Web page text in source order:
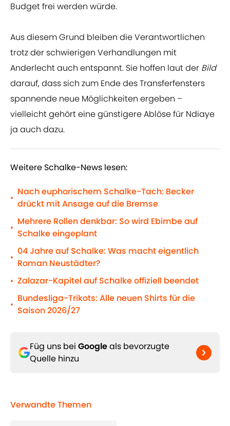
Budget frei werden würde.
Aus diesem Grund bleiben die Verantwortlichen
trotz der schwierigen Verhandlungen mit
Anderlecht auch entspannt. Sie hoffen laut der Bild
darauf, dass sich zum Ende des Transferfensters
spannende neue Möglichkeiten ergeben –
vielleicht gehört eine günstigere Ablöse für Ndiaye
ja auch dazu.
Weitere Schalke-News lesen:
•
Nach euphorischem Schalke-Tach: Becker
drückt mit Ansage auf die Bremse
•
Mehrere Rollen denkbar: So wird Ebimbe auf
Schalke eingeplant
•
04 Jahre auf Schalke: Was macht eigentlich
Roman Neustädter?
• Zalazar-Kapitel auf Schalke offiziell beendet
•
Bundesliga-Trikots: Alle neuen Shirts für die
Saison 2026/27
Füg uns bei Googleals bevorzugte
Quelle hinzu
Verwandte Themen